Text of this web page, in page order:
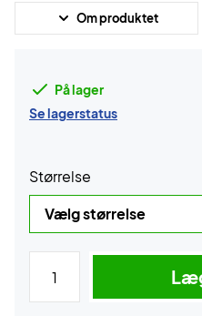
Om produktet
På lager
Se lagerstatus
Størrelse